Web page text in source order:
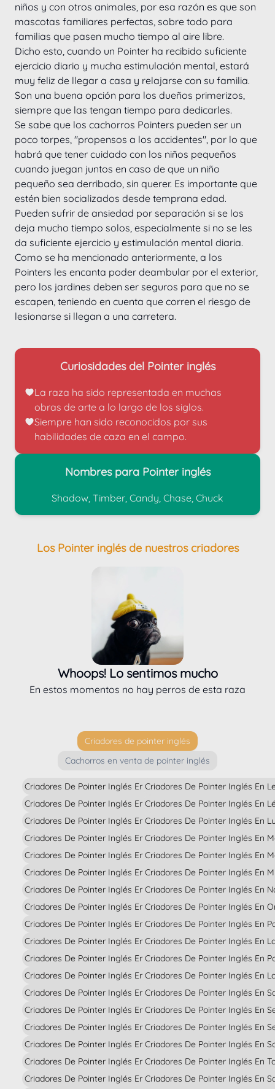
niños y con otros animales, por esa razón es que son
mascotas familiares perfectas, sobre todo para
familias que pasen mucho tiempo al aire libre.
Dicho esto, cuando un Pointer ha recibido suficiente
ejercicio diario y mucha estimulación mental, estará
muy feliz de llegar a casa y relajarse con su familia.
Son una buena opción para los dueños primerizos,
siempre que las tengan tiempo para dedicarles.
Se sabe que los cachorros Pointers pueden ser un
poco torpes, "propensos a los accidentes", por lo que
habrá que tener cuidado con los niños pequeños
cuando juegan juntos en caso de que un niño
pequeño sea derribado, sin querer. Es importante que
estén bien socializados desde temprana edad.
Pueden sufrir de ansiedad por separación si se los
deja mucho tiempo solos, especialmente si no se les
da suficiente ejercicio y estimulación mental diaria.
Como se ha mencionado anteriormente, a los
Pointers les encanta poder deambular por el exterior,
pero los jardines deben ser seguros para que no se
escapen, teniendo en cuenta que corren el riesgo de
lesionarse si llegan a una carretera.
Curiosidades del Pointer inglés
La raza ha sido representada en muchas
obras de arte a lo largo de los siglos.
Siempre han sido reconocidos por sus
habilidades de caza en el campo.
Nombres para Pointer inglés
Shadow, Timber, Candy, Chase, Chuck
Los Pointer inglés de nuestros criadores
Whoops! Lo sentimos mucho
En estos momentos no hay perros de esta raza
Criadores de pointer inglés
Cachorros en venta de pointer inglés
Criadores De Pointer Inglés En Alava
Criadores De Pointer Inglés En Albacete
Criadores De Pointer Inglés En Alicante
Criadores De Pointer Inglés En Almería
Criadores De Pointer Inglés En Asturias
Criadores De Pointer Inglés En Avila
Criadores De Pointer Inglés En Badajoz
Criadores De Pointer Inglés En Barcelona
Criadores De Pointer Inglés En Burgos
Criadores De Pointer Inglés En Cáceres
Criadores De Pointer Inglés En Cádiz
Criadores De Pointer Inglés En Cantabria
Criadores De Pointer Inglés En Castellón
Criadores De Pointer Inglés En Ciudad Real
Criadores De Pointer Inglés En Córdoba
Criadores De Pointer Inglés En La Coruña
Criadores De Pointer Inglés En Cuenca
Criadores De Pointer Inglés En Gerona
Criadores De Pointer Inglés En
Criadores De Pointer Inglés En
Criadores De Pointer Inglés En
Criadores De Pointer Inglés En
Criadores De Pointer Inglés En
Criadores De Pointer Inglés En
Criadores De Pointer Inglés En
Criadores De Pointer Inglés En
Criadores De Pointer Inglés En
Criadores De Pointer Inglés En
Criadores De Pointer Inglés En
Criadores De Pointer Inglés En
Criadores De Pointer Inglés En
Criadores De Pointer Inglés En
Criadores De Pointer Inglés En
Criadores De Pointer Inglés En
Criadores De Pointer Inglés En
Criadores De Pointer Inglés En